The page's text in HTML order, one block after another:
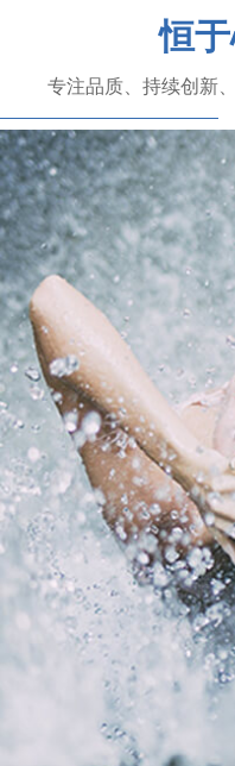
恒
专注品质、持续创新